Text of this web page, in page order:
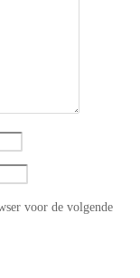
voor de volgende